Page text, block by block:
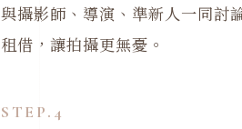
與攝影師、導演、準新人一同討
租借，讓拍攝更無憂。
4